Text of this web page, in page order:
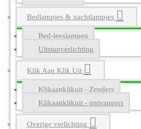
Bedlampjes & nachtlampjes
Bed-leeslampen
Uitstapverlichting
Klik Aan Klik Uit
Klikaanklikuit - Zenders
Klikaanklikuit - ontvangers
Overige verlichting